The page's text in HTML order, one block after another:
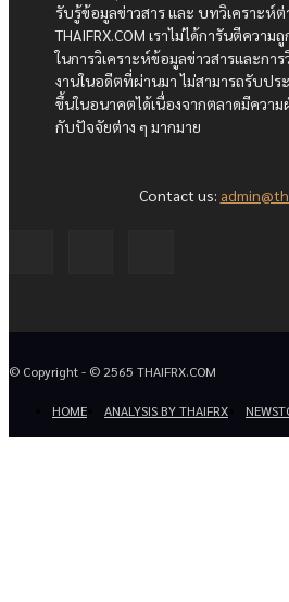
รับรู้ข้อมูลข่าวสาร และ บทวิเคราะห์ต่
THAIFRX.COM เราไม่ได้การันตีควา
ในการวิเคราะห์ข้อมูลข่าวสารและกา
งานในอดีตที่ผ่านมา ไม่สามารถรับป
ขึ้นในอนาคตได้เนื่องจากตลาดมีควา
กับปัจจัยต่าง ๆ มากมาย
Contact us:
© Copyright - © 2565 THAIFRX.COM
HOME ANALYSIS BY THAIFRX